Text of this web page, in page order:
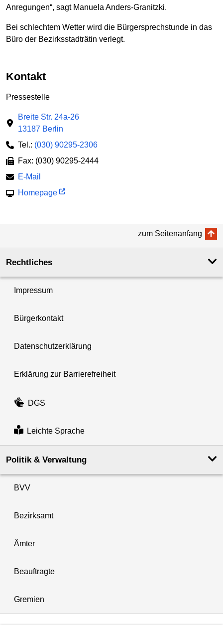
Anregungen“, sagt Manuela Anders-Granitzki.
Bei schlechtem Wetter wird die Bürgersprechstunde in das
Büro der Bezirksstadträtin verlegt.
Kontakt
Pressestelle
Breite Str. 24a-26
13187 Berlin
Tel.: (030) 90295-2306
Fax: (030) 90295-2444
E-Mail
Homepage
zum Seitenanfang
Rechtliches
Impressum
Bürgerkontakt
Datenschutzerklärung
Erklärung zur Barrierefreiheit
DGS
Leichte Sprache
Politik & Verwaltung
BVV
Bezirksamt
Ämter
Beauftragte
Gremien